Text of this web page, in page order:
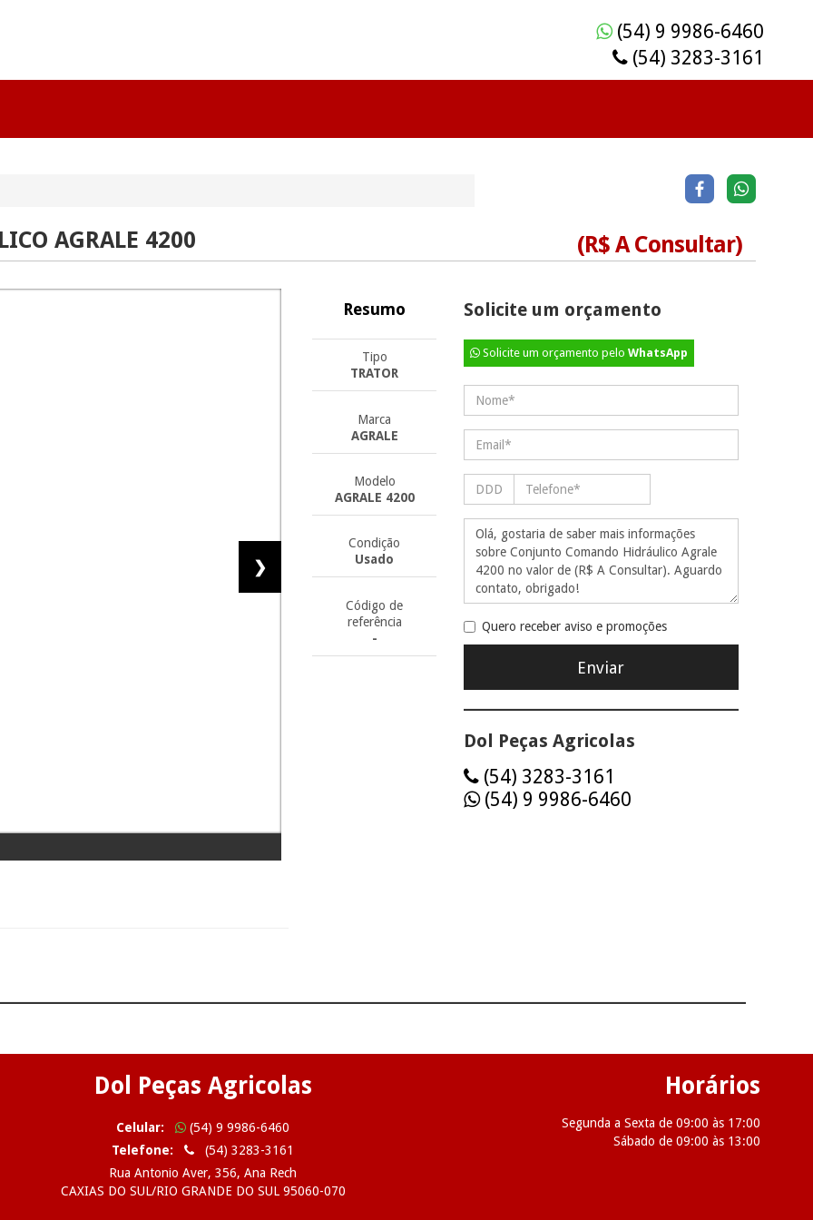
(54) 9 9986-6460
(54) 3283-3161
AGRALE 4200 (R$ A Consultar)
❯
Resumo
Tipo
TRATOR
Marca
AGRALE
Modelo
AGRALE 4200
Condição
Usado
Código de
referência
-
Solicite um orçamento
Solicite um orçamento pelo WhatsApp
Quero receber aviso e promoções
Dol Peças Agricolas
(54) 3283-3161
(54) 9 9986-6460
Dol Peças Agricolas
Celular:
(54) 9 9986-6460
Telefone:
(54) 3283-3161
Rua Antonio Aver, 356, Ana Rech
CAXIAS DO SUL/RIO GRANDE DO SUL 95060-070
Horários
Segunda a Sexta de 09:00 às 17:00
Sábado de 09:00 às 13:00